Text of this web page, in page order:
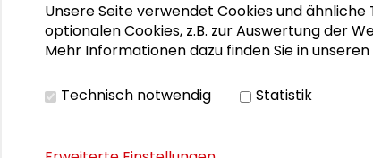
Unsere Seite verwendet Cookies und
optionalen Cookies, z.B. zur Auswertung der
Mehr Informationen dazu finden Sie in unseren
Technisch notwendig Statistik